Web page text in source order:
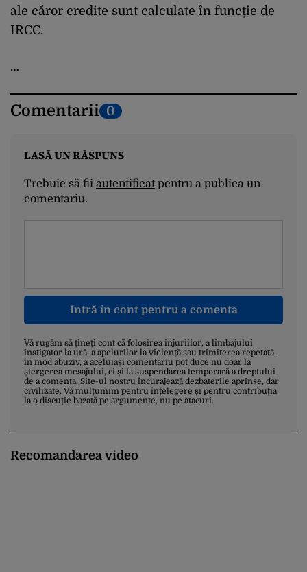
ale căror credite sunt calculate în funcție de
IRCC.
…
Comentarii 0
LASĂ UN RĂSPUNS
Trebuie să fii autentificatpentru a publica un
comentariu.
Intră în cont pentru a comenta
Vă rugăm să țineți cont că folosirea injuriilor, a limbajului
instigator la ură, a apelurilor la violență sau trimiterea repetată,
în mod abuziv, a aceluiași comentariu pot duce nu doar la
ștergerea mesajului, ci și la suspendarea temporară a dreptului
de a comenta. Site-ul nostru încurajează dezbaterile aprinse, dar
civilizate. Vă mulțumim pentru înțelegere și pentru contribuția
la o discuție bazată pe argumente, nu pe atacuri.
Recomandarea video